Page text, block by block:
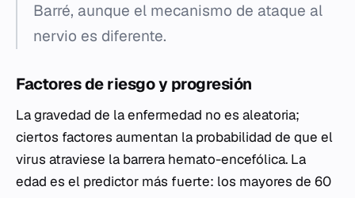
Barré, aunque el mecanismo de ataque al
nervio es diferente.
Factores de riesgo y progresión
La gravedad de la enfermedad no es aleatoria;
ciertos factores aumentan la probabilidad de que el
virus atraviese la barrera hemato-encefólica. La
edad es el predictor más fuerte: los mayores de 60